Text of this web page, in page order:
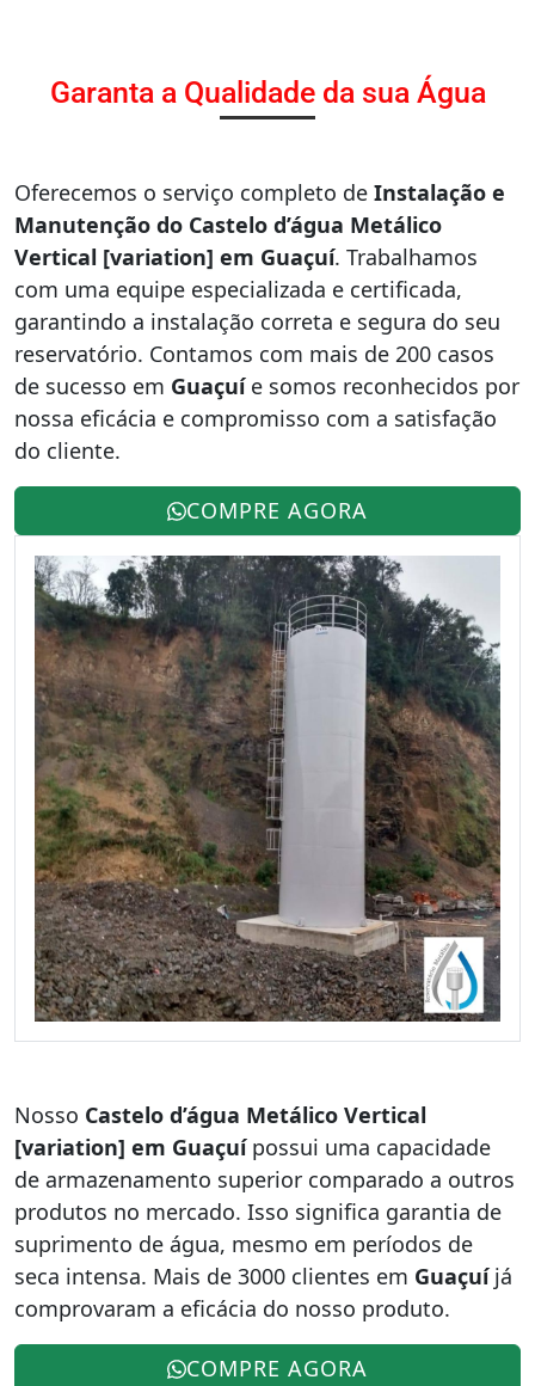
Garanta a Qualidade da sua Água
Oferecemos o serviço completo de Instalação e
Manutenção do Castelo d’água Metálico
Vertical [variation] em Guaçuí. Trabalhamos
com uma equipe especializada e certificada,
garantindo a instalação correta e segura do seu
reservatório. Contamos com mais de 200 casos
de sucesso em Guaçuíe somos reconhecidos por
nossa eficácia e compromisso com a satisfação
do cliente.
COMPRE AGORA
Nosso Castelo d’água Metálico Vertical
[variation] em Guaçuípossui uma capacidade
de armazenamento superior comparado a outros
produtos no mercado. Isso significa garantia de
suprimento de água, mesmo em períodos de
seca intensa. Mais de 3000 clientes em Guaçuíjá
comprovaram a eficácia do nosso produto.
COMPRE AGORA